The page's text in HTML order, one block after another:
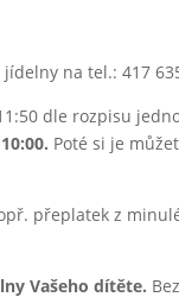
na tel.: 417
dle rozpisu
Poté si je
přeplatek z
Vašeho dítěte.